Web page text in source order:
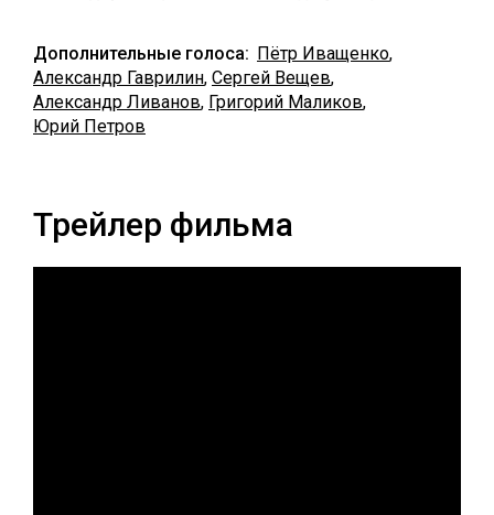
Дополнительные голоса: Пётр Иващенко,
Александр Гаврилин, Сергей Вещев,
Александр Ливанов, Григорий Маликов,
Юрий Петров
Трейлер фильма